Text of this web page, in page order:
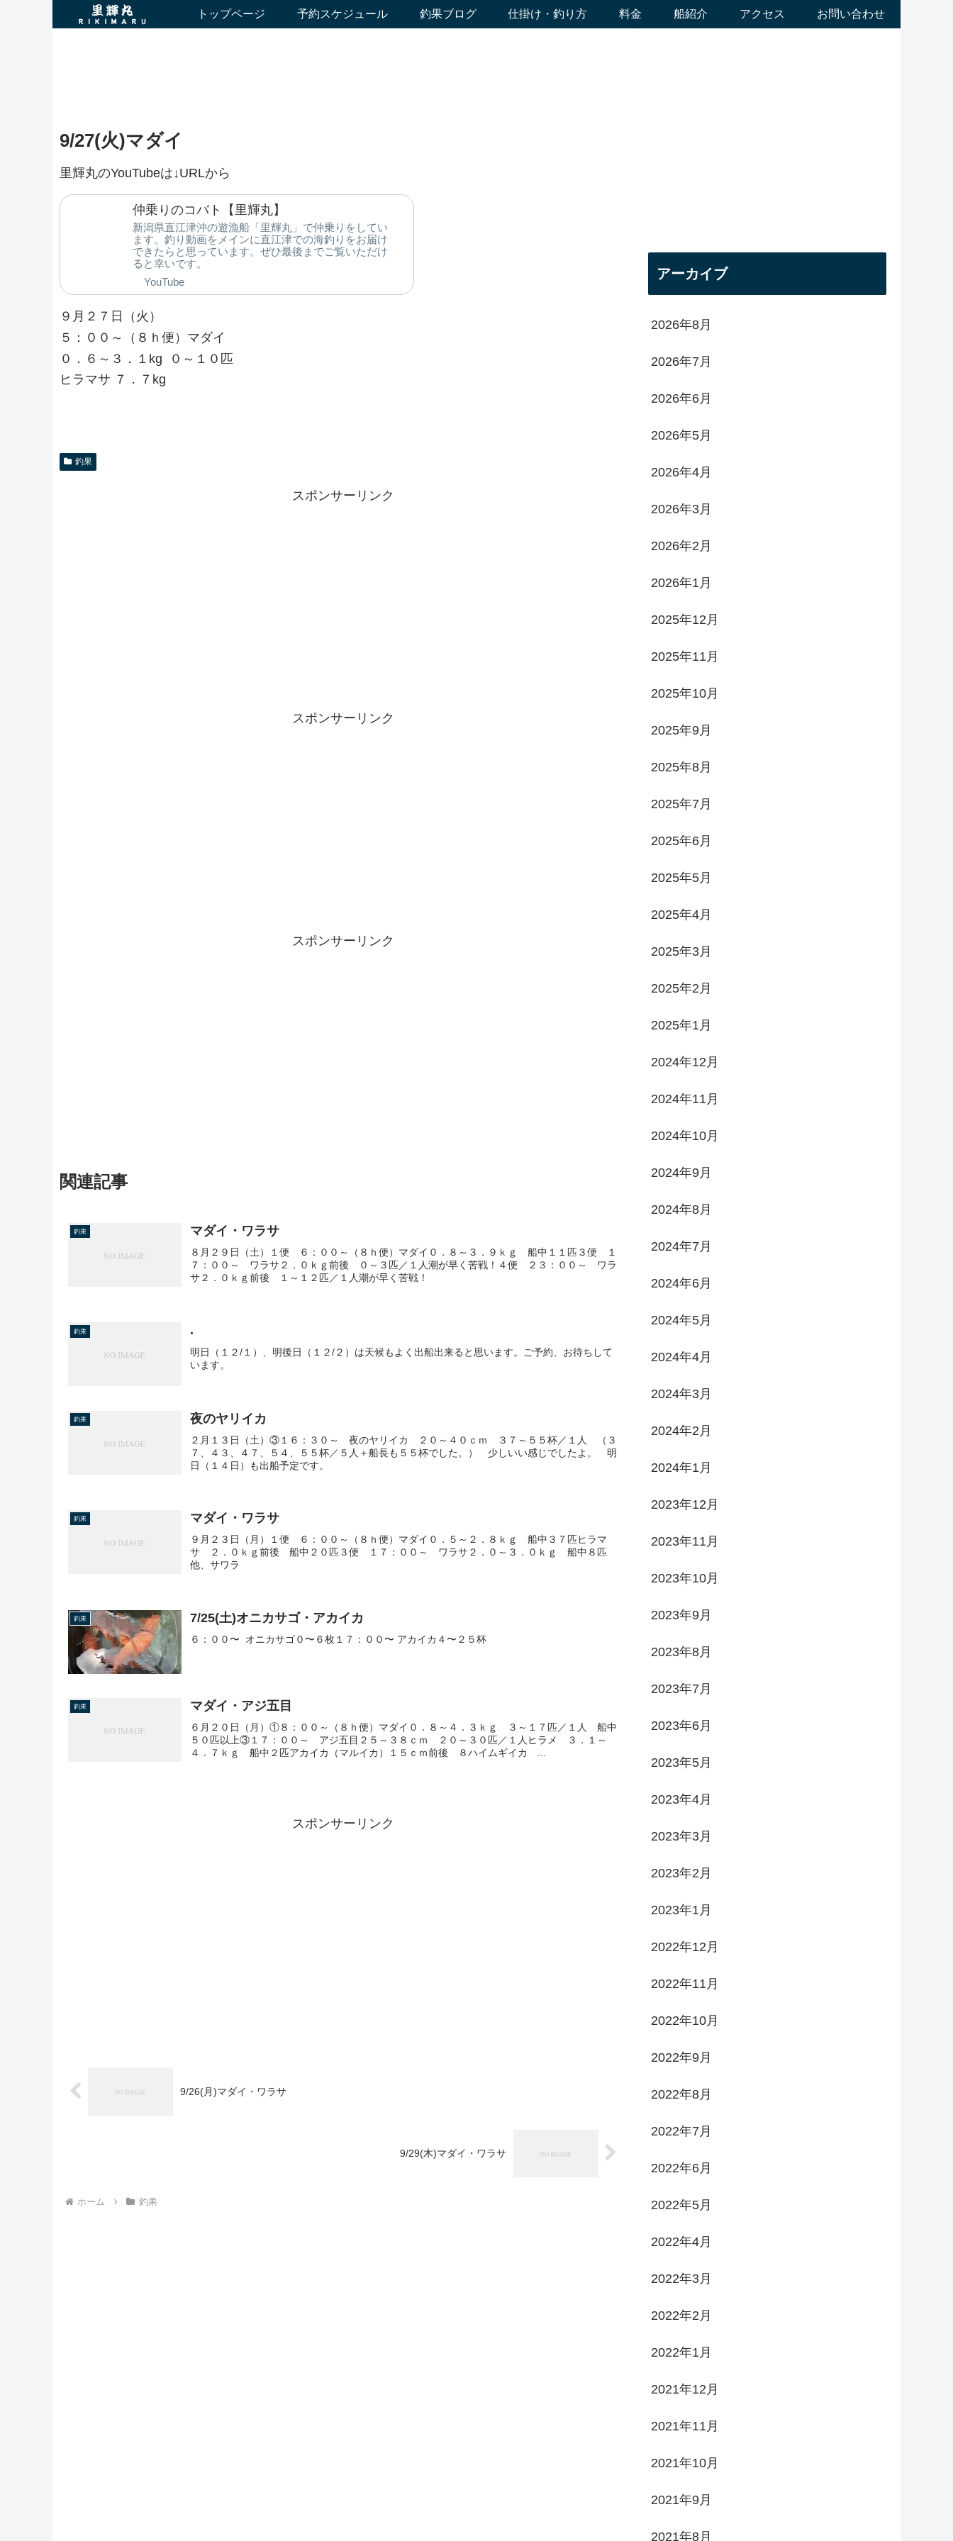
トップページ 予約スケジュール 釣果ブログ 仕掛け・釣り方 料金 船紹介 アクセス お問い合わせ
9/27(火)マダイ
里輝丸のYouTubeは↓URLから
仲乗りのコバト【里輝丸】
新潟県直江津沖の遊漁船「里輝丸」で仲乗りをしてい
ます。釣り動画をメインに直江津での海釣りをお届け
できたらと思っています。ぜひ最後までご覧いただけ
ると幸いです。
YouTube
９月２７日（火）
５：００～（８ｈ便）マダイ
０．６～３．１kg ０～１０匹
ヒラマサ ７．７kg
釣果
スポンサーリンク
スポンサーリンク
スポンサーリンク
関連記事
釣果 マダイ・ワラサ
８月２９日（土）１便 ６：００～（８ｈ便）マダイ０．８～３．９ｋｇ 船中１１匹３便 １
７：００～ ワラサ２．０ｋｇ前後 ０～３匹／１人潮が早く苦戦！４便 ２３：００～ ワラ
サ２．０ｋｇ前後 １～１２匹／１人潮が早く苦戦！
釣果 .
明日（１２/１）、明後日（１２/２）は天候もよく出船出来ると思います。ご予約、お待ちして
います。
釣果 夜のヤリイカ
２月１３日（土）③１６：３０～ 夜のヤリイカ ２０～４０ｃｍ ３７～５５杯／１人 （３
７、４３、４７、５４、５５杯／５人＋船長も５５杯でした。） 少しいい感じでしたよ。 明
日（１４日）も出船予定です。
釣果 マダイ・ワラサ
９月２３日（月）１便 ６：００～（８ｈ便）マダイ０．５～２．８ｋｇ 船中３７匹ヒラマ
サ ２．０ｋｇ前後 船中２０匹３便 １７：００～ ワラサ２．０～３．０ｋｇ 船中８匹
他、サワラ
釣果 7/25(土)オニカサゴ・アカイカ
６：００〜 オニカサゴ０〜６枚１７：００〜 アカイカ４〜２５杯
釣果 マダイ・アジ五目
６月２０日（月）①８：００～（８ｈ便）マダイ０．８～４．３ｋｇ ３～１７匹／１人 船中
５０匹以上③１７：００～ アジ五目２５～３８ｃｍ ２０～３０匹／１人ヒラメ ３．１～
４．７ｋｇ 船中２匹アカイカ（マルイカ）１５ｃｍ前後 ８ハイムギイカ ...
スポンサーリンク
9/26(月)マダイ・ワラサ
9/29(木)マダイ・ワラサ
ホーム 釣果
アーカイブ
2026年8月
2026年7月
2026年6月
2026年5月
2026年4月
2026年3月
2026年2月
2026年1月
2025年12月
2025年11月
2025年10月
2025年9月
2025年8月
2025年7月
2025年6月
2025年5月
2025年4月
2025年3月
2025年2月
2025年1月
2024年12月
2024年11月
2024年10月
2024年9月
2024年8月
2024年7月
2024年6月
2024年5月
2024年4月
2024年3月
2024年2月
2024年1月
2023年12月
2023年11月
2023年10月
2023年9月
2023年8月
2023年7月
2023年6月
2023年5月
2023年4月
2023年3月
2023年2月
2023年1月
2022年12月
2022年11月
2022年10月
2022年9月
2022年8月
2022年7月
2022年6月
2022年5月
2022年4月
2022年3月
2022年2月
2022年1月
2021年12月
2021年11月
2021年10月
2021年9月
2021年8月